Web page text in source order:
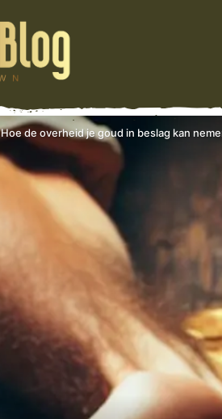
Hoe de overheid je goud in beslag kan